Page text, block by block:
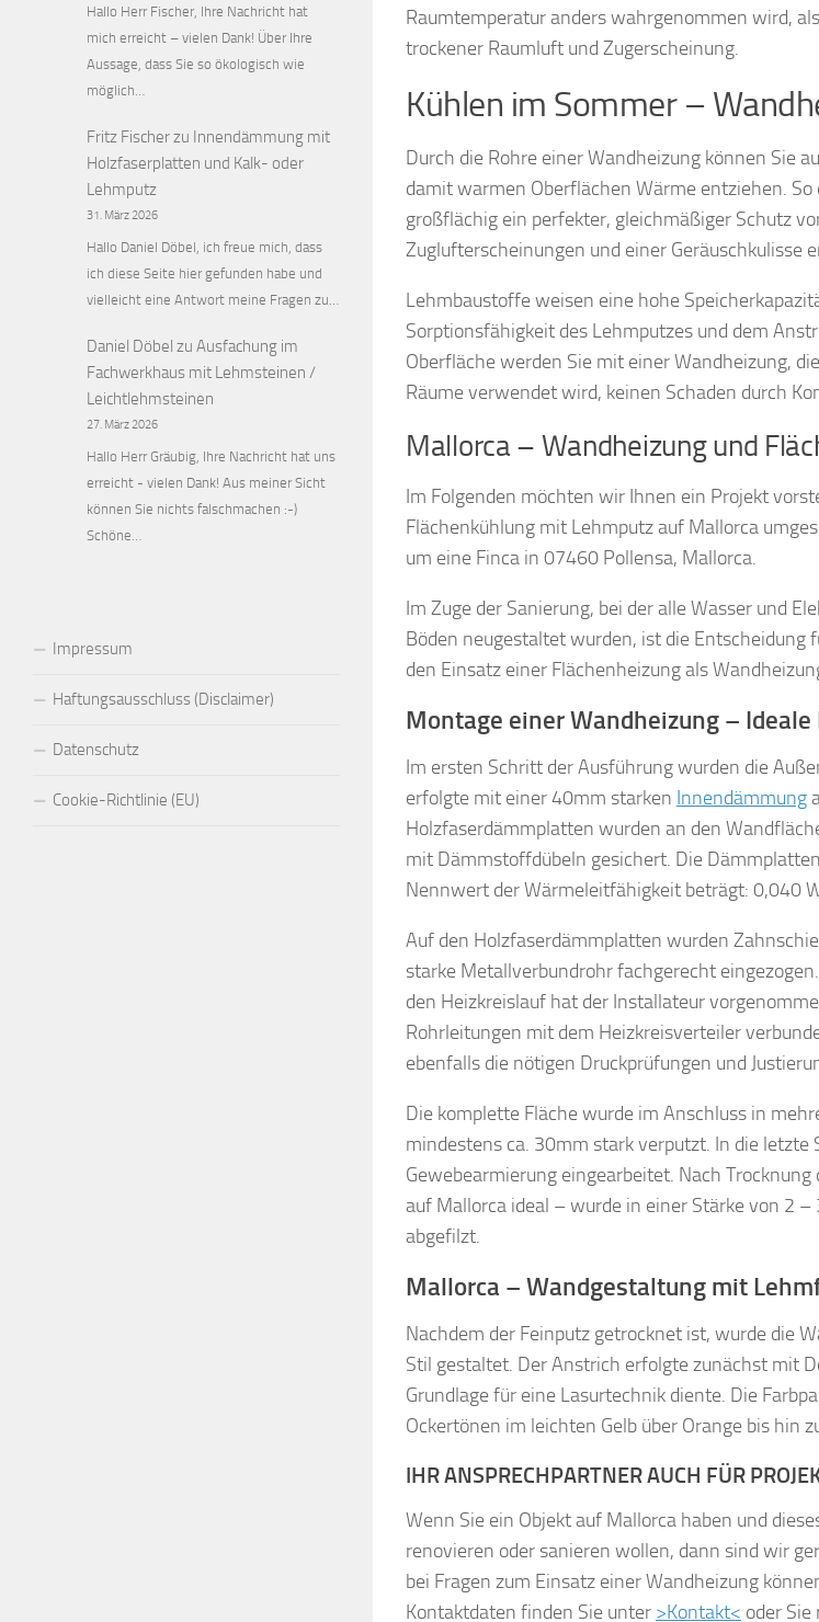
Raumtemperatur anders wahrgenommen wird,
trockener Raumluft und Zugerscheinung.
Kühlen im Sommer –
Durch die Rohre einer Wandheizung können Sie
damit warmen Oberflächen Wärme entziehen.
großflächig ein perfekter, gleichmäßiger Schutz
Zuglufterscheinungen und einer Geräuschkulisse
Lehmbaustoffe weisen eine hohe
Sorptionsfähigkeit des Lehmputzes und dem
Oberfläche werden Sie mit einer Wandheizung,
Räume verwendet wird, keinen Schaden durch
Mallorca – Wandheizung und
Im Folgenden möchten wir Ihnen ein Projekt
Flächenkühlung mit Lehmputz auf Mallorca
um eine Finca in 07460 Pollensa, Mallorca.
Im Zuge der Sanierung, bei der alle Wasser und
Böden neugestaltet wurden, ist die
den Einsatz einer Flächenheizung als
Montage einer Wandheizung –
Im ersten Schritt der Ausführung wurden die
erfolgte mit einer 40mm starken Innendämmung
Holzfaserdämmplatten wurden an den
mit Dämmstoffdübeln gesichert. Die
Nennwert der Wärmeleitfähigkeit beträgt: 0,040
Auf den Holzfaserdämmplatten wurden
starke Metallverbundrohr fachgerecht
den Heizkreislauf hat der Installateur
Rohrleitungen mit dem Heizkreisverteiler
ebenfalls die nötigen Druckprüfungen und
Die komplette Fläche wurde im Anschluss in
mindestens ca. 30mm stark verputzt. In die
Gewebearmierung eingearbeitet. Nach
auf Mallorca ideal – wurde in einer Stärke von 2
abgefilzt.
Mallorca – Wandgestaltung mit
Nachdem der Feinputz getrocknet ist, wurde die
Stil gestaltet. Der Anstrich erfolgte zunächst mit
Grundlage für eine Lasurtechnik diente. Die
Ockertönen im leichten Gelb über Orange bis hin
IHR ANSPRECHPARTNER AUCH FÜR
Wenn Sie ein Objekt auf Mallorca haben und
renovieren oder sanieren wollen, dann sind wir
bei Fragen zum Einsatz einer Wandheizung
Kontaktdaten finden Sie unter >Kontakt< oder
Hallo Herr Fischer, Ihre Nachricht hat
mich erreicht – vielen Dank! Über Ihre
Aussage, dass Sie so ökologisch wie
möglich…
Fritz Fischerzu Innendämmung mit
Holzfaserplatten und Kalk- oder
Lehmputz
31. März 2026
Hallo Daniel Döbel, ich freue mich, dass
ich diese Seite hier gefunden habe und
vielleicht eine Antwort meine Fragen zu…
Daniel Döbel zu Ausfachung im
Fachwerkhaus mit Lehmsteinen /
Leichtlehmsteinen
27. März 2026
Hallo Herr Gräubig, Ihre Nachricht hat uns
erreicht - vielen Dank! Aus meiner Sicht
können Sie nichts falschmachen :-)
Schöne…
Impressum
Haftungsausschluss (Disclaimer)
Datenschutz
Cookie-Richtlinie (EU)